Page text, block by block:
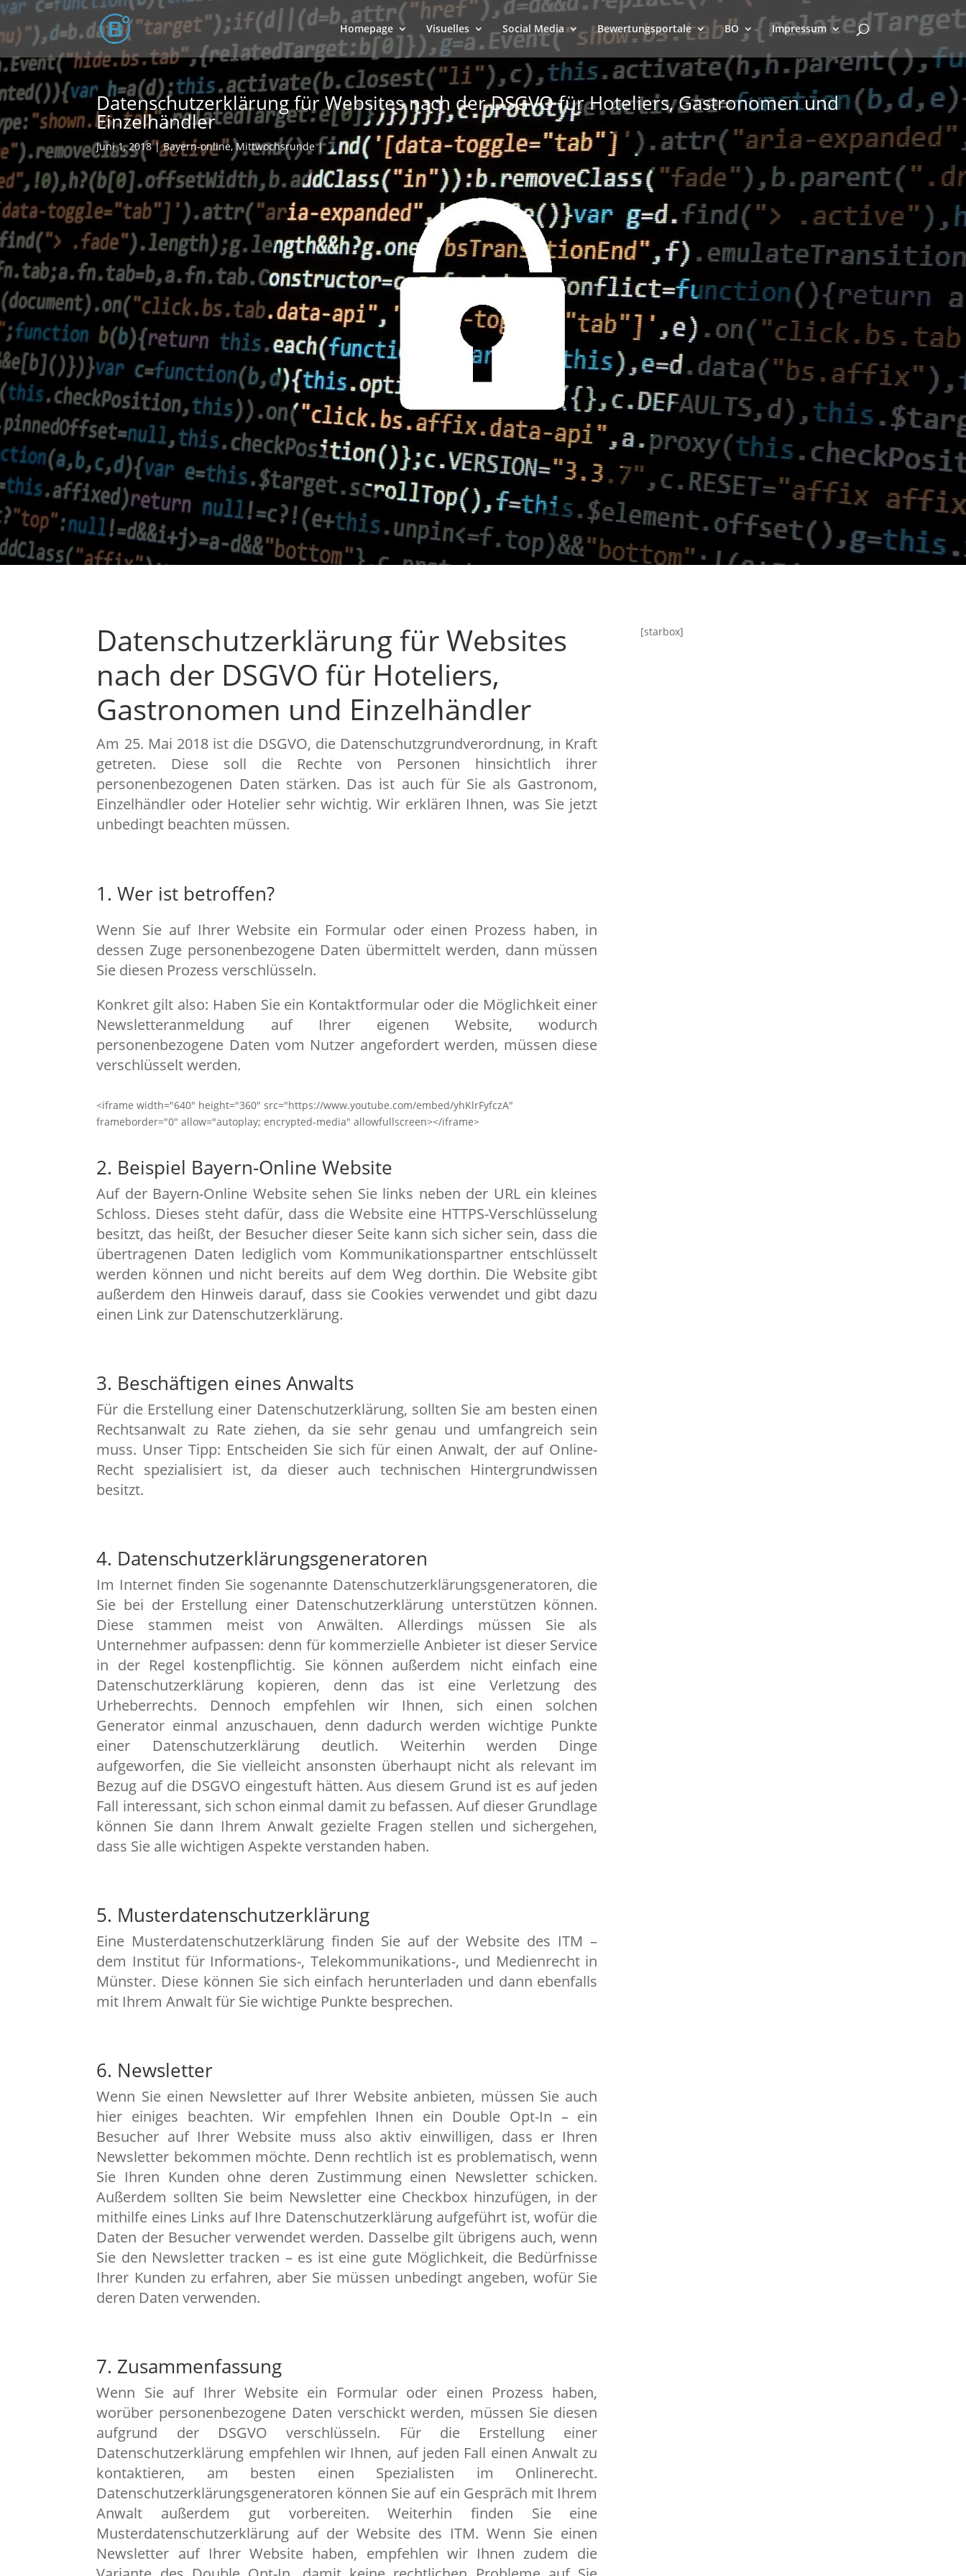
Homepage Visuelles Social Media Bewertungsportale BO Impressum
Datenschutzerklärung für Websites nach der DSGVO für Hoteliers, Gastronomen und
Einzelhändler
Juni 1, 2018 Bayern-online,Mittwochsrunde
Datenschutzerklärung für Websites
nach der DSGVO für Hoteliers,
Gastronomen und Einzelhändler
Am 25. Mai 2018 ist die DSGVO, die Datenschutzgrundverordnung, in Kraft
getreten. Diese soll die Rechte von Personen hinsichtlich ihrer
personenbezogenen Daten stärken. Das ist auch für Sie als Gastronom,
Einzelhändler oder Hotelier sehr wichtig. Wir erklären Ihnen, was Sie jetzt
unbedingt beachten müssen.
1. Wer ist betroffen?
Wenn Sie auf Ihrer Website ein Formular oder einen Prozess haben, in
dessen Zuge personenbezogene Daten übermittelt werden, dann müssen
Sie diesen Prozess verschlüsseln.
Konkret gilt also: Haben Sie ein Kontaktformular oder die Möglichkeit einer
Newsletteranmeldung auf Ihrer eigenen Website, wodurch
personenbezogene Daten vom Nutzer angefordert werden, müssen diese
verschlüsselt werden.
<iframe width="640" height="360" src="https://www.youtube.com/embed/yhKlrFyfczA"
frameborder="0" allow="autoplay; encrypted-media" allowfullscreen></iframe>
2. Beispiel Bayern-Online Website
Auf der Bayern-Online Website sehen Sie links neben der URL ein kleines
Schloss. Dieses steht dafür, dass die Website eine HTTPS-Verschlüsselung
besitzt, das heißt, der Besucher dieser Seite kann sich sicher sein, dass die
übertragenen Daten lediglich vom Kommunikationspartner entschlüsselt
werden können und nicht bereits auf dem Weg dorthin. Die Website gibt
außerdem den Hinweis darauf, dass sie Cookies verwendet und gibt dazu
einen Link zur Datenschutzerklärung.
3. Beschäftigen eines Anwalts
Für die Erstellung einer Datenschutzerklärung, sollten Sie am besten einen
Rechtsanwalt zu Rate ziehen, da sie sehr genau und umfangreich sein
muss. Unser Tipp: Entscheiden Sie sich für einen Anwalt, der auf Online-
Recht spezialisiert ist, da dieser auch technischen Hintergrundwissen
besitzt.
4. Datenschutzerklärungsgeneratoren
Im Internet finden Sie sogenannte Datenschutzerklärungsgeneratoren, die
Sie bei der Erstellung einer Datenschutzerklärung unterstützen können.
Diese stammen meist von Anwälten. Allerdings müssen Sie als
Unternehmer aufpassen: denn für kommerzielle Anbieter ist dieser Service
in der Regel kostenpflichtig. Sie können außerdem nicht einfach eine
Datenschutzerklärung kopieren, denn das ist eine Verletzung des
Urheberrechts. Dennoch empfehlen wir Ihnen, sich einen solchen
Generator einmal anzuschauen, denn dadurch werden wichtige Punkte
einer Datenschutzerklärung deutlich. Weiterhin werden Dinge
aufgeworfen, die Sie vielleicht ansonsten überhaupt nicht als relevant im
Bezug auf die DSGVO eingestuft hätten. Aus diesem Grund ist es auf jeden
Fall interessant, sich schon einmal damit zu befassen. Auf dieser Grundlage
können Sie dann Ihrem Anwalt gezielte Fragen stellen und sichergehen,
dass Sie alle wichtigen Aspekte verstanden haben.
5. Musterdatenschutzerklärung
Eine Musterdatenschutzerklärung finden Sie auf der Website des ITM –
dem Institut für Informations-, Telekommunikations-, und Medienrecht in
Münster. Diese können Sie sich einfach herunterladen und dann ebenfalls
mit Ihrem Anwalt für Sie wichtige Punkte besprechen.
6. Newsletter
Wenn Sie einen Newsletter auf Ihrer Website anbieten, müssen Sie auch
hier einiges beachten. Wir empfehlen Ihnen ein Double Opt-In – ein
Besucher auf Ihrer Website muss also aktiv einwilligen, dass er Ihren
Newsletter bekommen möchte. Denn rechtlich ist es problematisch, wenn
Sie Ihren Kunden ohne deren Zustimmung einen Newsletter schicken.
Außerdem sollten Sie beim Newsletter eine Checkbox hinzufügen, in der
mithilfe eines Links auf Ihre Datenschutzerklärung aufgeführt ist, wofür die
Daten der Besucher verwendet werden. Dasselbe gilt übrigens auch, wenn
Sie den Newsletter tracken – es ist eine gute Möglichkeit, die Bedürfnisse
Ihrer Kunden zu erfahren, aber Sie müssen unbedingt angeben, wofür Sie
deren Daten verwenden.
7. Zusammenfassung
Wenn Sie auf Ihrer Website ein Formular oder einen Prozess haben,
worüber personenbezogene Daten verschickt werden, müssen Sie diesen
aufgrund der DSGVO verschlüsseln. Für die Erstellung einer
Datenschutzerklärung empfehlen wir Ihnen, auf jeden Fall einen Anwalt zu
kontaktieren, am besten einen Spezialisten im Onlinerecht.
Datenschutzerklärungsgeneratoren können Sie auf ein Gespräch mit Ihrem
Anwalt außerdem gut vorbereiten. Weiterhin finden Sie eine
Musterdatenschutzerklärung auf der Website des ITM. Wenn Sie einen
Newsletter auf Ihrer Website haben, empfehlen wir Ihnen zudem die
[starbox]